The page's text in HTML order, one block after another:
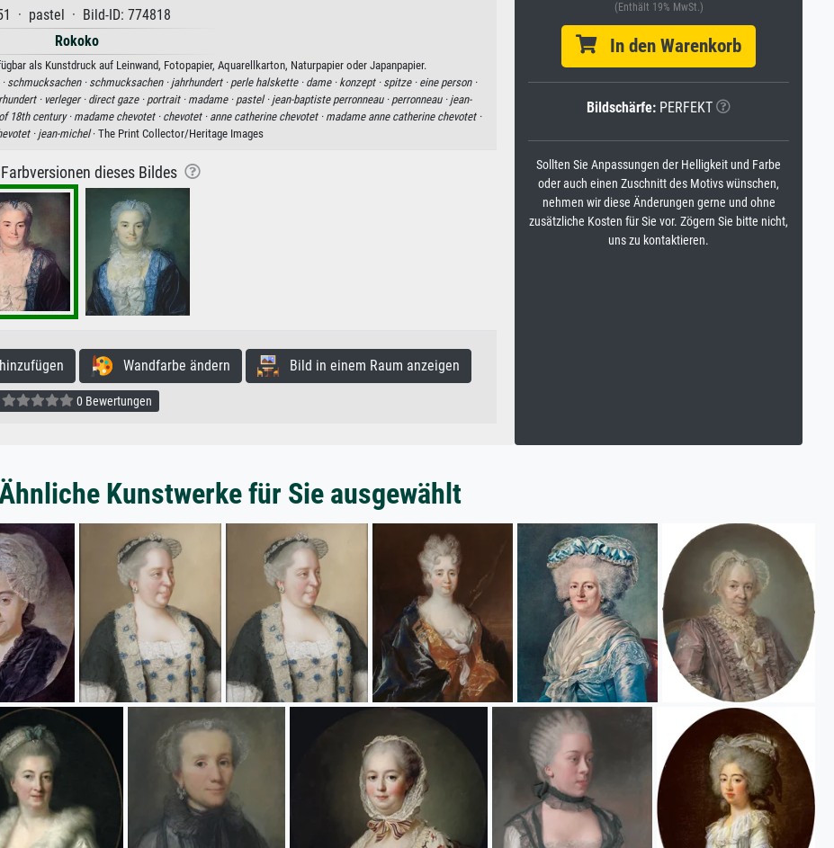
· pastel · Bild-ID: 774818
Rokoko
als Kunstdruck auf Leinwand, Fotopapier, Aquarellkarton, Naturpapier oder Japanpapier.
schmucksachen · schmucksachen · jahrhundert · perle halskette · dame · konzept · spitze · eine person ·
· verleger · direct gaze · portrait · madame · pastel · jean-baptiste perronneau · perronneau · jean-
18th century · madame chevotet · chevotet · anne catherine chevotet · madame anne catherine chevotet ·
· jean-michel· The Print Collector/Heritage Images
dieses Bildes
Wandfarbe ändern Bild in einem Raum anzeigen
0 Bewertungen
(Enthält 19% MwSt.)
In den Warenkorb
Bildschärfe: PERFEKT
Sollten Sie Anpassungen der Helligkeit und Farbe
oder auch einen Zuschnitt des Motivs wünschen,
nehmen wir diese Änderungen gerne und ohne
zusätzliche Kosten für Sie vor. Zögern Sie bitte nicht,
uns zu kontaktieren.
Kunstwerke für Sie ausgewählt